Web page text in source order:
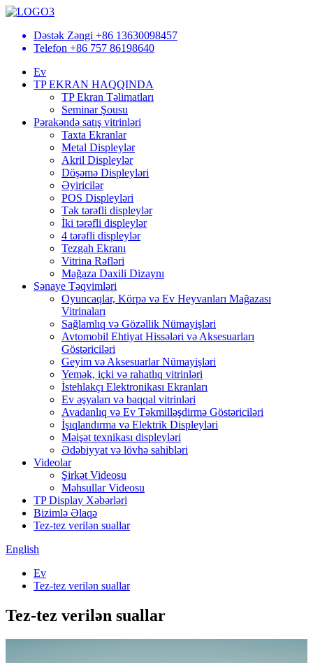
Dəstək Zəngi +86 13630098457
Telefon +86 757 86198640
Ev
TP EKRAN HAQQINDA
TP Ekran Təlimatları
Seminar Şousu
Pərakəndə satış vitrinləri
Taxta Ekranlar
Metal Displeylər
Akril Displeylər
Döşəmə Displeyləri
Əyiricilər
POS Displeyləri
Tək tərəfli displeylər
İki tərəfli displeylər
4 tərəfli displeylər
Tezgah Ekranı
Vitrina Rəfləri
Mağaza Daxili Dizaynı
Sənaye Təqvimləri
Oyuncaqlar, Körpə və Ev Heyvanları Mağazası
Vitrinaları
Sağlamlıq və Gözəllik Nümayişləri
Avtomobil Ehtiyat Hissələri və Aksesuarları
Göstəriciləri
Geyim və Aksesuarlar Nümayişləri
Yemək, içki və rahatlıq vitrinləri
İstehlakçı Elektronikası Ekranları
Ev əşyaları və baqqal vitrinləri
Avadanlıq və Ev Təkmilləşdirmə Göstəriciləri
İşıqlandırma və Elektrik Displeyləri
Məişət texnikası displeyləri
Ədəbiyyat və lövhə sahibləri
Videolar
Şirkət Videosu
Məhsullar Videosu
TP Display Xəbərləri
Bizimlə Əlaqə
Tez-tez verilən suallar
English
Ev
Tez-tez verilən suallar
Tez-tez verilən suallar